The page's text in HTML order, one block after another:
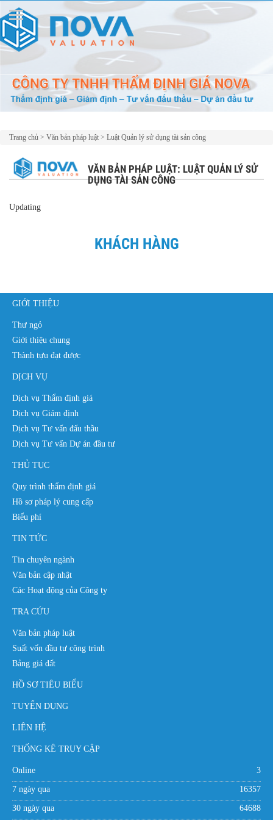
Trang chủ > Văn bản pháp luật > Luật Quản lý sử dụng tài sản công
VĂN BẢN PHÁP LUẬT: LUẬT QUẢN LÝ SỬ
DỤNG TÀI SẢN CÔNG
Updating
KHÁCH HÀNG
GIỚI THIỆU
Thư ngỏ
Giới thiệu chung
Thành tựu đạt được
DỊCH VỤ
Dịch vụ Thẩm định giá
Dịch vụ Giám định
Dịch vụ Tư vấn đấu thầu
Dịch vụ Tư vấn Dự án đầu tư
THỦ TỤC
Quy trình thẩm định giá
Hồ sơ pháp lý cung cấp
Biểu phí
TIN TỨC
Tin chuyên ngành
Văn bản cập nhật
Các Hoạt động của Công ty
TRA CỨU
Văn bản pháp luật
Suất vốn đầu tư công trình
Bảng giá đất
HỒ SƠ TIÊU BIỂU
TUYỂN DỤNG
LIÊN HỆ
THỐNG KÊ TRUY CẬP
Online 3
7 ngày qua 16357
30 ngày qua 64688